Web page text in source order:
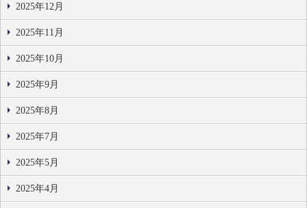
2025年12月
2025年11月
2025年10月
2025年9月
2025年8月
2025年7月
2025年5月
2025年4月